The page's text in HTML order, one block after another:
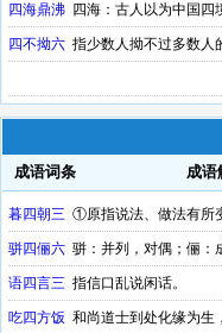
四海鼎沸 四海：古人以为中国四
四不拗六 指少数人拗不过多数人
成语词条 成语
暮四朝三 ①原指说法、做法有所
骈四俪六 骈：并列，对偶；俪：
语四言三 指信口乱说闲话。
吃四方饭 和尚道士到处化缘为生